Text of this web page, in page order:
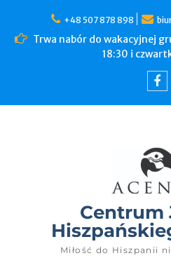
+48 507 878 898
Trwa nabór do wakacyjnej
18:30 i
Centrum
Miłość do Hiszpanii